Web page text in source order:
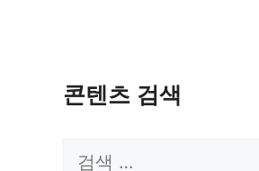
콘텐츠 검색
검